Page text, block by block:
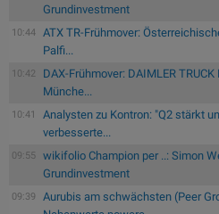
Grundinvestment
10:44
ATX TR-Frühmover:
Palfi...
10:42
DAX-Frühmover: DAIMLER
Münche...
10:41
Analysten zu Kontron: "Q2 stärkt
verbesserte...
09:55
wikifolio Champion per ..: Simon
Grundinvestment
09:39
Aurubis am schwächsten (Peer